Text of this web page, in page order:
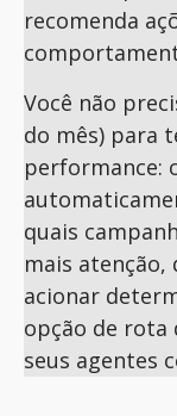
recomenda
Você não
do mês) para
performance:
quais
mais
acionar
opção de rota
seus agentes